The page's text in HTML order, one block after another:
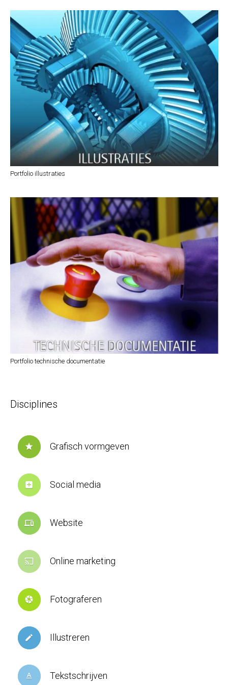
Portfolio illustraties
Portfolio technische documentatie
Disciplines
star Grafisch vormgeven
add_box Social media
devices Website
cast Online marketing
camera Fotograferen
create Illustreren
text_format Tekstschrijven